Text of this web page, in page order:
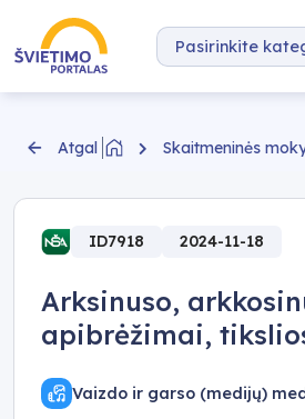
Pereiti prie turinio
Pasirinkite
Atgal Skaitmeninės
ID7918 2024-11-18
Arksinuso,
apibrėžimai,
Vaizdo ir garso (medijų)